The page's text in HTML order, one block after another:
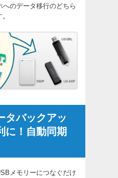
のデータ移行のどちら
タバックアッ
に！自動同期
メモリーにつなぐだけ